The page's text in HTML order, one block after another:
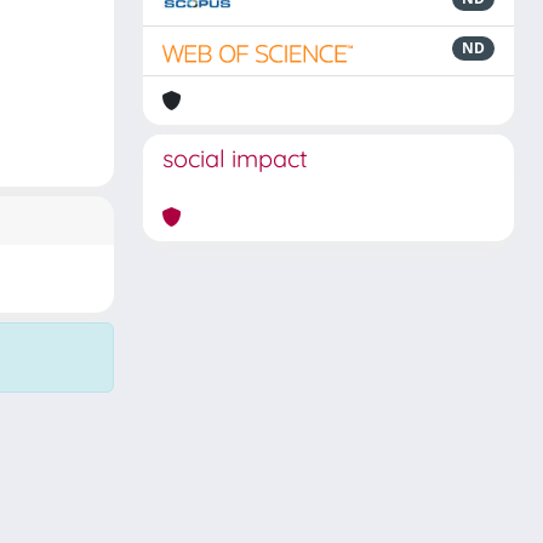
ND
social impact